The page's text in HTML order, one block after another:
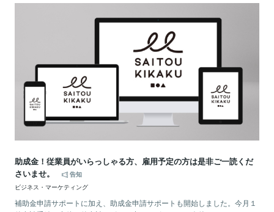
助成金！従業員がいらっしゃる方、雇用予定の方は是非ご一読くだ
さいませ。
告知
ビジネス・マーケティング
補助金申請サポートに加え、助成金申請サポートも開始しました。今月１